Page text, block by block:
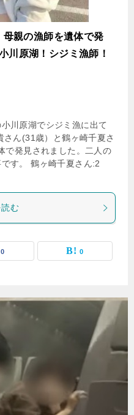
親の漁師を遺体で発
川原湖！シジミ漁師！
川原湖でシジミ漁に出て
ん(31歳）と鶴ヶ崎千夏さ
で発見されました。二人の
す。 鶴ヶ崎千夏さん:2
む
0 0